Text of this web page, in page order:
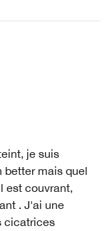
je suis
better mais quel
est couvrant,
. J'ai une
cicatrices